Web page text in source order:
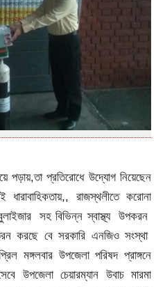
পড়ায়,তা প্রতিরোধে উদ্যােগ নিয়েছেন
রাজস্থলীতে করোনা
সহ বিভিন্ন স্বাস্থ্য উপকরন
করছে বে সরকারি এনজিও সংস্থা
মঙ্গলবার উপজেলা পরিষদ প্রাঙ্গনে
উপজেলা চেয়ারম্যান উবাচ মারমা